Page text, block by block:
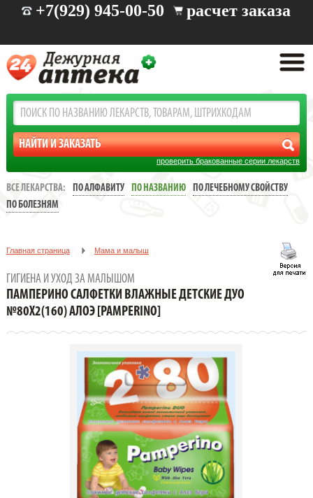
+7(929) 945-00-50 расчет заказа
проверить бракованные серии лекарств
ВСЕ ЛЕКАРСТВА: ПО АЛФАВИТУ ПО НАЗВАНИЮ
ПО ЛЕЧЕБНОМУ СВОЙСТВУ
ПО БОЛЕЗНЯМ
Главная страница Мама и малыш
ПАМПЕРИНО САЛФЕТКИ ВЛАЖНЫЕ ДЕТСКИЕ ДУО №80Х2(160)
ГИГИЕНА И УХОД ЗА МАЛЫШОМ
ПАМПЕРИНО САЛФЕТКИ ВЛАЖНЫЕ ДЕТСКИЕ ДУО
№80Х2(160) АЛОЭ [PAMPERINO]